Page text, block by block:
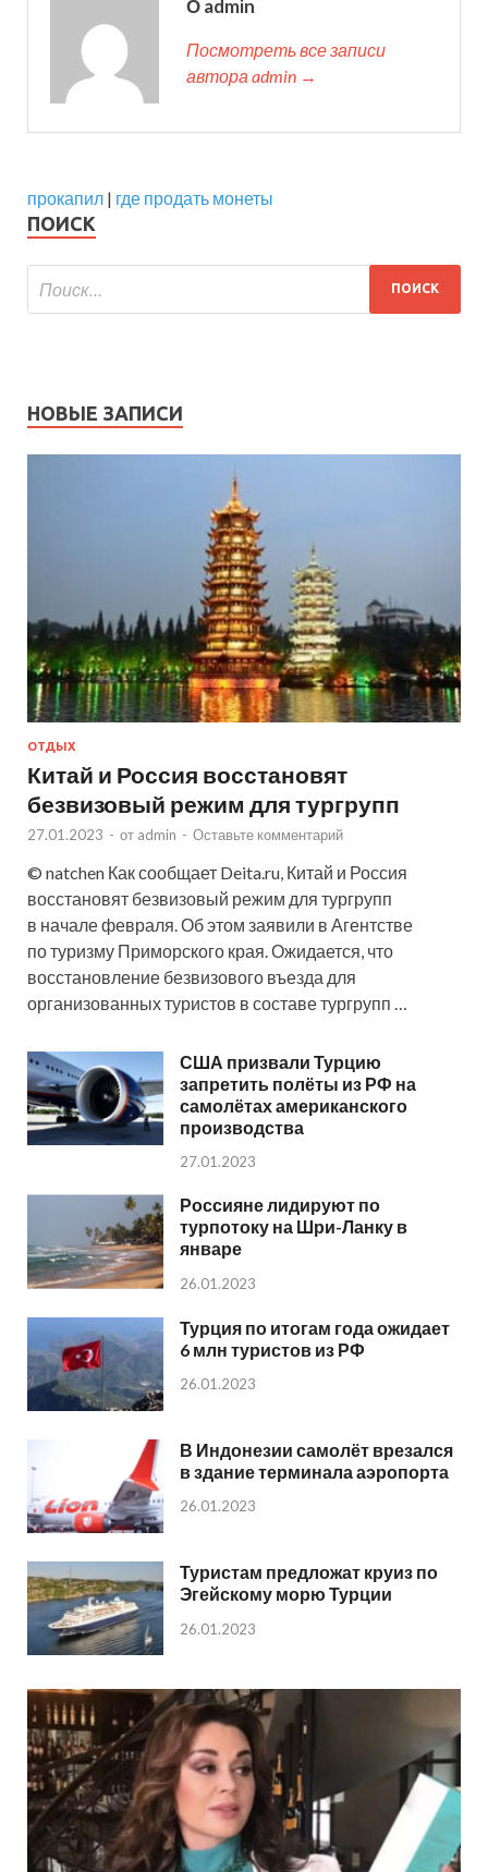
О admin
Посмотреть все записи
автора admin →
прокапил | где продать монеты
ПОИСК
НОВЫЕ ЗАПИСИ
ОТДЫХ
Китай и Россия восстановят
безвизовый режим для тургрупп
27.01.2023 - от admin - Оставьте комментарий
© natchen Как сообщает Deita.ru, Китай и Россия
восстановят безвизовый режим для тургрупп
в начале февраля. Об этом заявили в Агентстве
по туризму Приморского края. Ожидается, что
восстановление безвизового въезда для
организованных туристов в составе тургрупп …
США призвали Турцию
запретить полёты из РФ на
самолётах американского
производства
27.01.2023
Россияне лидируют по
турпотоку на Шри-Ланку в
январе
26.01.2023
Турция по итогам года ожидает
6 млн туристов из РФ
26.01.2023
В Индонезии самолёт врезался
в здание терминала аэропорта
26.01.2023
Туристам предложат круиз по
Эгейскому морю Турции
26.01.2023